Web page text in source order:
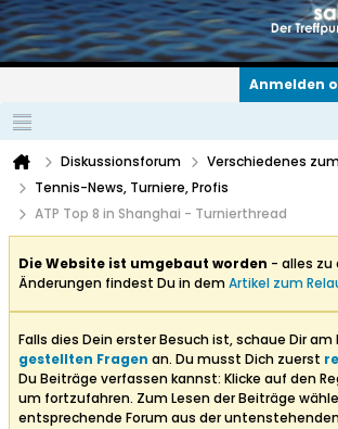
Anmelden
Diskussionsforum
Verschiedenes
Tennis-News, Turniere, Profis
ATP Top 8 in Shanghai - Turnierthread
Die Website ist umgebaut worden - alles
Änderungen findest Du in demArtikel zum
Falls dies Dein erster Besuch ist, schaue Dir
gestellten Fragen an. Du musst Dich zuerst
Du Beiträge verfassen kannst: Klicke auf den
um fortzufahren. Zum Lesen der Beiträge
entsprechende Forum aus der